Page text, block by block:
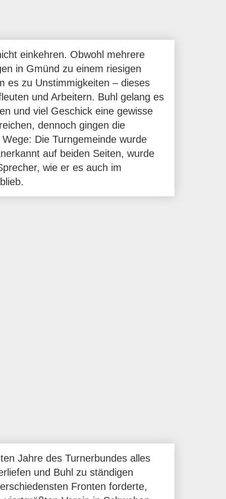
einkehren. Obwohl mehrere
in Gmünd zu einem riesigen
es zu Unstimmigkeiten – dieses
und Arbeitern. Buhl gelang es
und viel Geschick eine gewisse
dennoch gingen die
Die Turngemeinde wurde
auf beiden Seiten, wurde
wie er es auch im
Jahre des Turnerbundes alles
und Buhl zu ständigen
Fronten forderte,